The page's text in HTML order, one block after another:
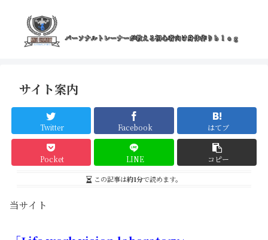
サイト案内
Twitter Facebook はてブ
Pocket LINE コピー
この記事は約1分で読めます。
当サイト